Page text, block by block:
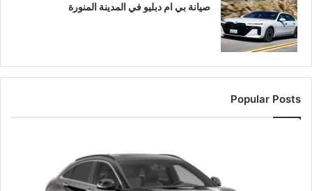
صيانة بي ام دبليو في المدينة المنورة
Popular Posts